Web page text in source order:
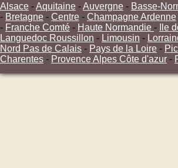
Alsace -Aquitaine -Auvergne - Basse-
- Bretagne - Centre - Champagne Ardenne
- Franche Comté - Haute Normandie - Ile
Languedoc Roussillon - Limousin -
Nord Pas de Calais - Pays de la Loire -
Charentes - Provence Alpes Côte d'azur -